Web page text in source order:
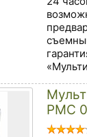
PMC